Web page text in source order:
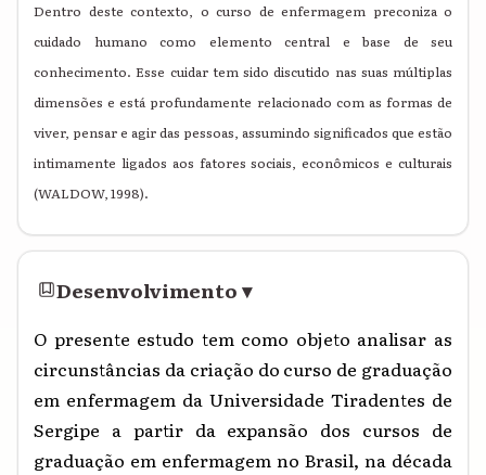
Dentro deste contexto, o curso de enfermagem preconiza o
cuidado humano como elemento central e base de seu
conhecimento. Esse cuidar tem sido discutido nas suas múltiplas
dimensões e está profundamente relacionado com as formas de
viver, pensar e agir das pessoas, assumindo significados que estão
intimamente ligados aos fatores sociais, econômicos e culturais
(WALDOW, 1998).
Desenvolvimento▾
O presente estudo tem como objeto analisar as
circunstâncias da criação do curso de graduação
em enfermagem da Universidade Tiradentes de
Sergipe a partir da expansão dos cursos de
graduação em enfermagem no Brasil, na década